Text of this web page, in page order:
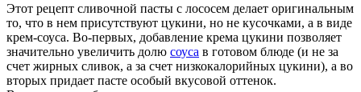
Этот рецепт сливочной пасты с лососем делает оригинальным
то, что в нем присутствуют цукини, но не кусочками, а в виде
крем-соуса. Во-первых, добавление крема цукини позволяет
значительно увеличить долю соуса в готовом блюде (и не за
счет жирных сливок, а за счет низкокалорийных цукини), а во
вторых придает пасте особый вкусовой оттенок.